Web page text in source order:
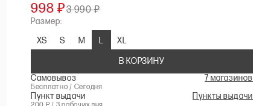
998 ₽3 990 ₽
Размер:
XS
S M L
XL
В КОРЗИНУ
Самовывоз
7 магазинов
Бесплатно / Сегодня
Пункт выдачи Пункты выдачи